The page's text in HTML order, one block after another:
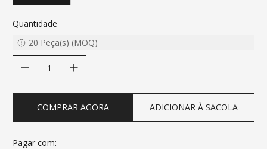
Quantidade
20 Peça(s) (MOQ)
COMPRAR AGORA ADICIONAR À SACOLA
Pagar com: